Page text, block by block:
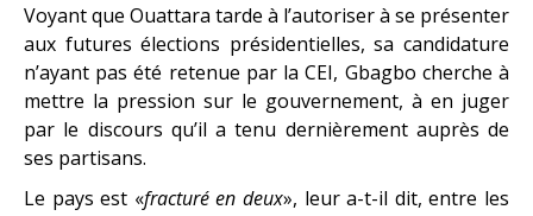
Voyant que Ouattara tarde à l’autoriser à se présenter
aux futures élections présidentielles, sa candidature
n’ayant pas été retenue par la CEI, Gbagbo cherche à
mettre la pression sur le gouvernement, à en juger
par le discours qu’il a tenu dernièrement auprès de
ses partisans.
Le pays est «fracturé en deux», leur a-t-il dit, entre les